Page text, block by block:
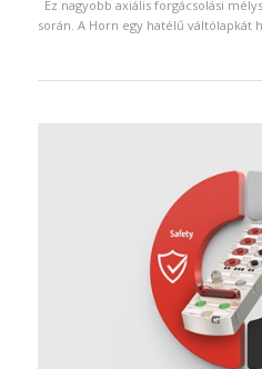
Ez nagyobb axiális forgácsolási
során. A Horn egy hatélű váltólapkát